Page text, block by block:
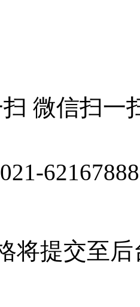
微信扫一
021-62167888
将提交至